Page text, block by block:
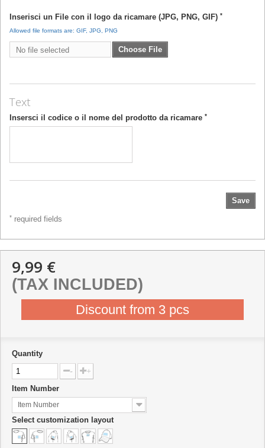
Inserisci un File con il logo da ricamare (JPG, PNG, GIF) *
Allowed file formats are: GIF, JPG, PNG
No file selected Choose File
Text
Insersci il codice o il nome del prodotto da ricamare *
Save
* required fields
9,99 €
(TAX INCLUDED)
Discount from 3 pcs
Quantity
- +
Item Number
Item Number
Select customization layout